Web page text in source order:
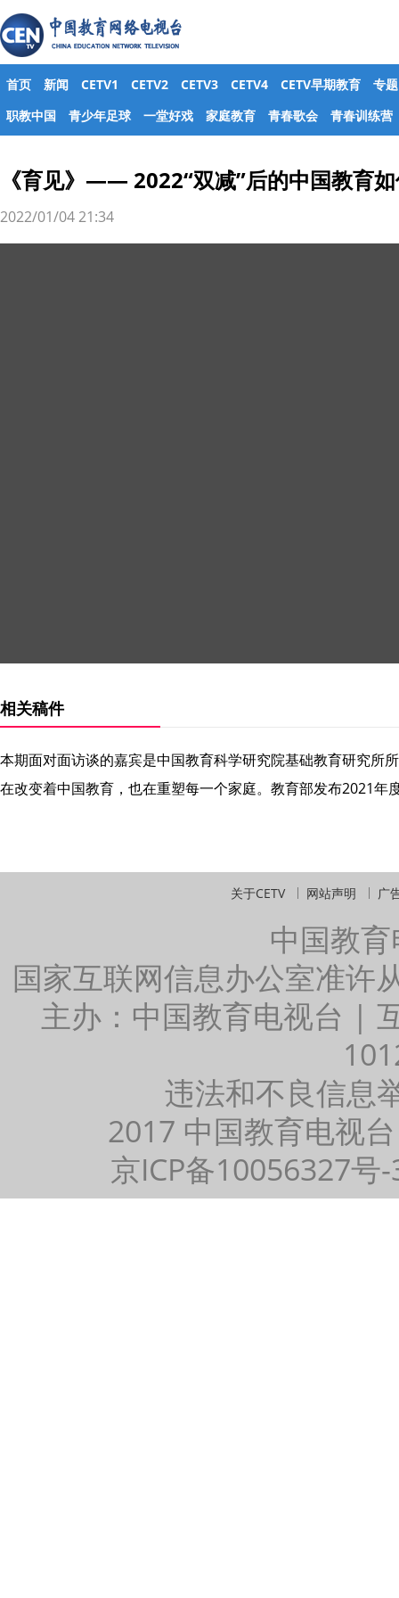
首页 新闻 CETV1 CETV2 CETV3 CETV4 CETV早期教育
专题
职教中国
青少年足球 一堂好戏 家庭教育 青春歌会 青春训练营
《育见》—— 2022“双减”后的中国教育
2022/01/04 21:34
相关稿件
本期面对面访谈的嘉宾是中国教育科学研究院基础教育研究所
在改变着中国教育，也在重塑每一个家庭。教育部发布2021年
关于CETV 网站声明 广
中国教
国家互联网信息办公室准许
主办：中国教育电视台 |
违法和不良信息
2017 中国教育电视
京ICP备10056327号